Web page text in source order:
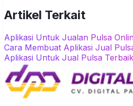
Artikel Terkait
Aplikasi Untuk Jualan Pulsa
Cara Membuat Aplikasi Jual
Aplikasi Untuk Jual Pulsa Terbaik